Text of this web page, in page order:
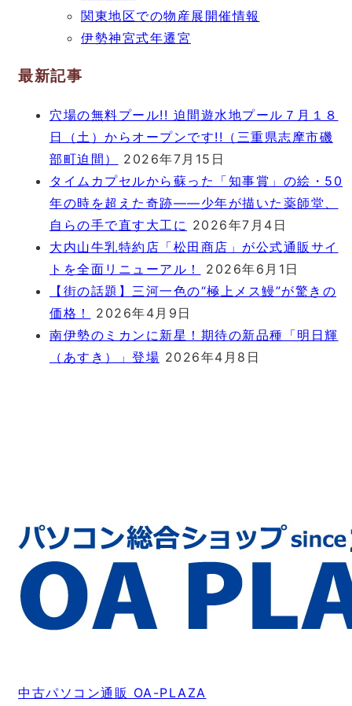
関東地区での物産展開催情報
伊勢神宮式年遷宮
最新記事
穴場の無料プール!! 迫間遊水地プール７月１８
日（土）からオープンです!!（三重県志摩市磯
部町迫間）
2026年7月15日
タイムカプセルから蘇った「知事賞」の絵・50
年の時を超えた奇跡――少年が描いた薬師堂、
自らの手で直す大工に 2026年7月4日
大内山牛乳特約店「松田商店」が公式通販サイ
トを全面リニューアル！
2026年6月1日
【街の話題】三河一色の“極上メス鰻”が驚きの
価格！
2026年4月9日
南伊勢のミカンに新星！期待の新品種「明日輝
（あすき）」登場 2026年4月8日
中古パソコン通販 OA-PLAZA